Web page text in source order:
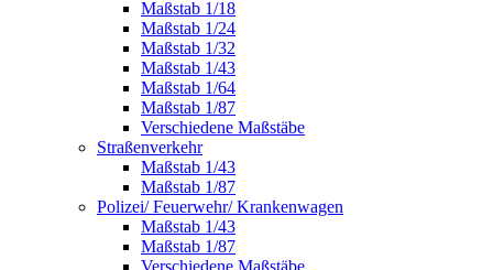
Maßstab 1/18
Maßstab 1/24
Maßstab 1/32
Maßstab 1/43
Maßstab 1/64
Maßstab 1/87
Verschiedene Maßstäbe
Straßenverkehr
Maßstab 1/43
Maßstab 1/87
Polizei/ Feuerwehr/ Krankenwagen
Maßstab 1/43
Maßstab 1/87
Verschiedene Maßstäbe